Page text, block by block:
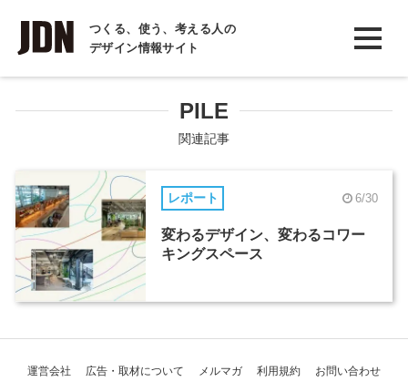
つくる、使う、考える人の
デザイン情報サイト
INTERVIEW
インタビュー
COLUMN
コラム
PILE
関連記事
レポート 6/30
変わるデザイン、変わるコワー
キングスペース
運営会社 広告・取材について メルマガ 利用規約 お問い合わせ